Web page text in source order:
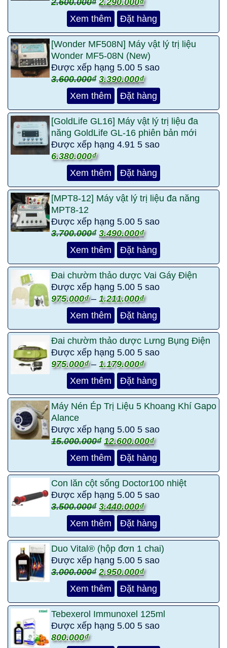
Xem thêm
Đặt hàng
[Wonder MF508N] Máy vật lý trị liệu
Wonder MF5-08N (New)
Được xếp hạng 5.00 5 sao
3.600.000₫ 3.390.000₫
Xem thêm
Đặt hàng
[GoldLife GL16] Máy vật lý trị liệu đa
năng GoldLife GL-16 phiên bản mới
Được xếp hạng 4.91 5 sao
6.380.000₫
Xem thêm
Đặt hàng
[MPT8-12] Máy vật lý trị liệu đa năng
MPT8-12
Được xếp hạng 5.00 5 sao
3.700.000₫ 3.490.000₫
Xem thêm
Đặt hàng
Đai chườm thảo dược Vai Gáy Điện
Được xếp hạng 5.00 5 sao
975.000₫– 1.211.000₫
Xem thêm
Đặt hàng
Đai chườm thảo dược Lưng Bụng Điện
Được xếp hạng 5.00 5 sao
975.000₫– 1.179.000₫
Xem thêm
Đặt hàng
Máy Nén Ép Trị Liệu 5 Khoang Khí Gapo
Alance
Được xếp hạng 5.00 5 sao
15.000.000₫ 12.600.000₫
Xem thêm
Đặt hàng
Con lăn cột sống Doctor100 nhiệt
Được xếp hạng 5.00 5 sao
3.500.000₫ 3.440.000₫
Xem thêm
Đặt hàng
Duo Vital® (hộp đơn 1 chai)
Được xếp hạng 5.00 5 sao
3.000.000₫ 2.950.000₫
Xem thêm
Đặt hàng
Tebexerol Immunoxel 125ml
Được xếp hạng 5.00 5 sao
800.000₫